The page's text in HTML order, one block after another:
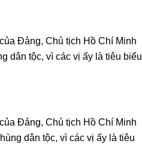
Đảng, Chủ tịch Hồ Chí Minh
dân tộc, vì các vị ấy là tiêu biểu
Đảng, Chủ tịch Hồ Chí Minh
dân tộc, vì các vị ấy là tiêu